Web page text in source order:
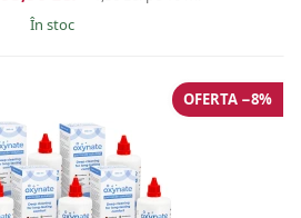
În stoc
OFERTA −8%